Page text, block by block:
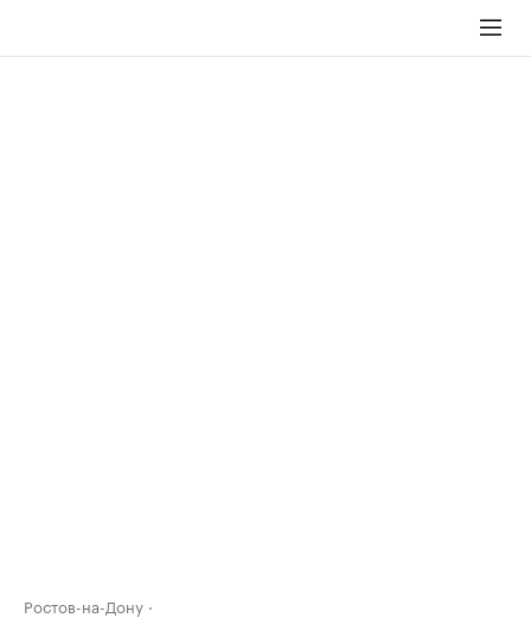
Ростов-на-Дону